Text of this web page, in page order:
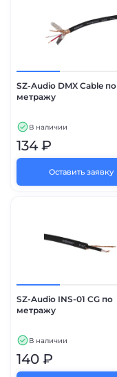
SZ-Audio DMX Cable по
метражу
В наличии
134 ₽
Оставить заявку
SZ-Audio INS-01 CG по
метражу
В наличии
140 ₽